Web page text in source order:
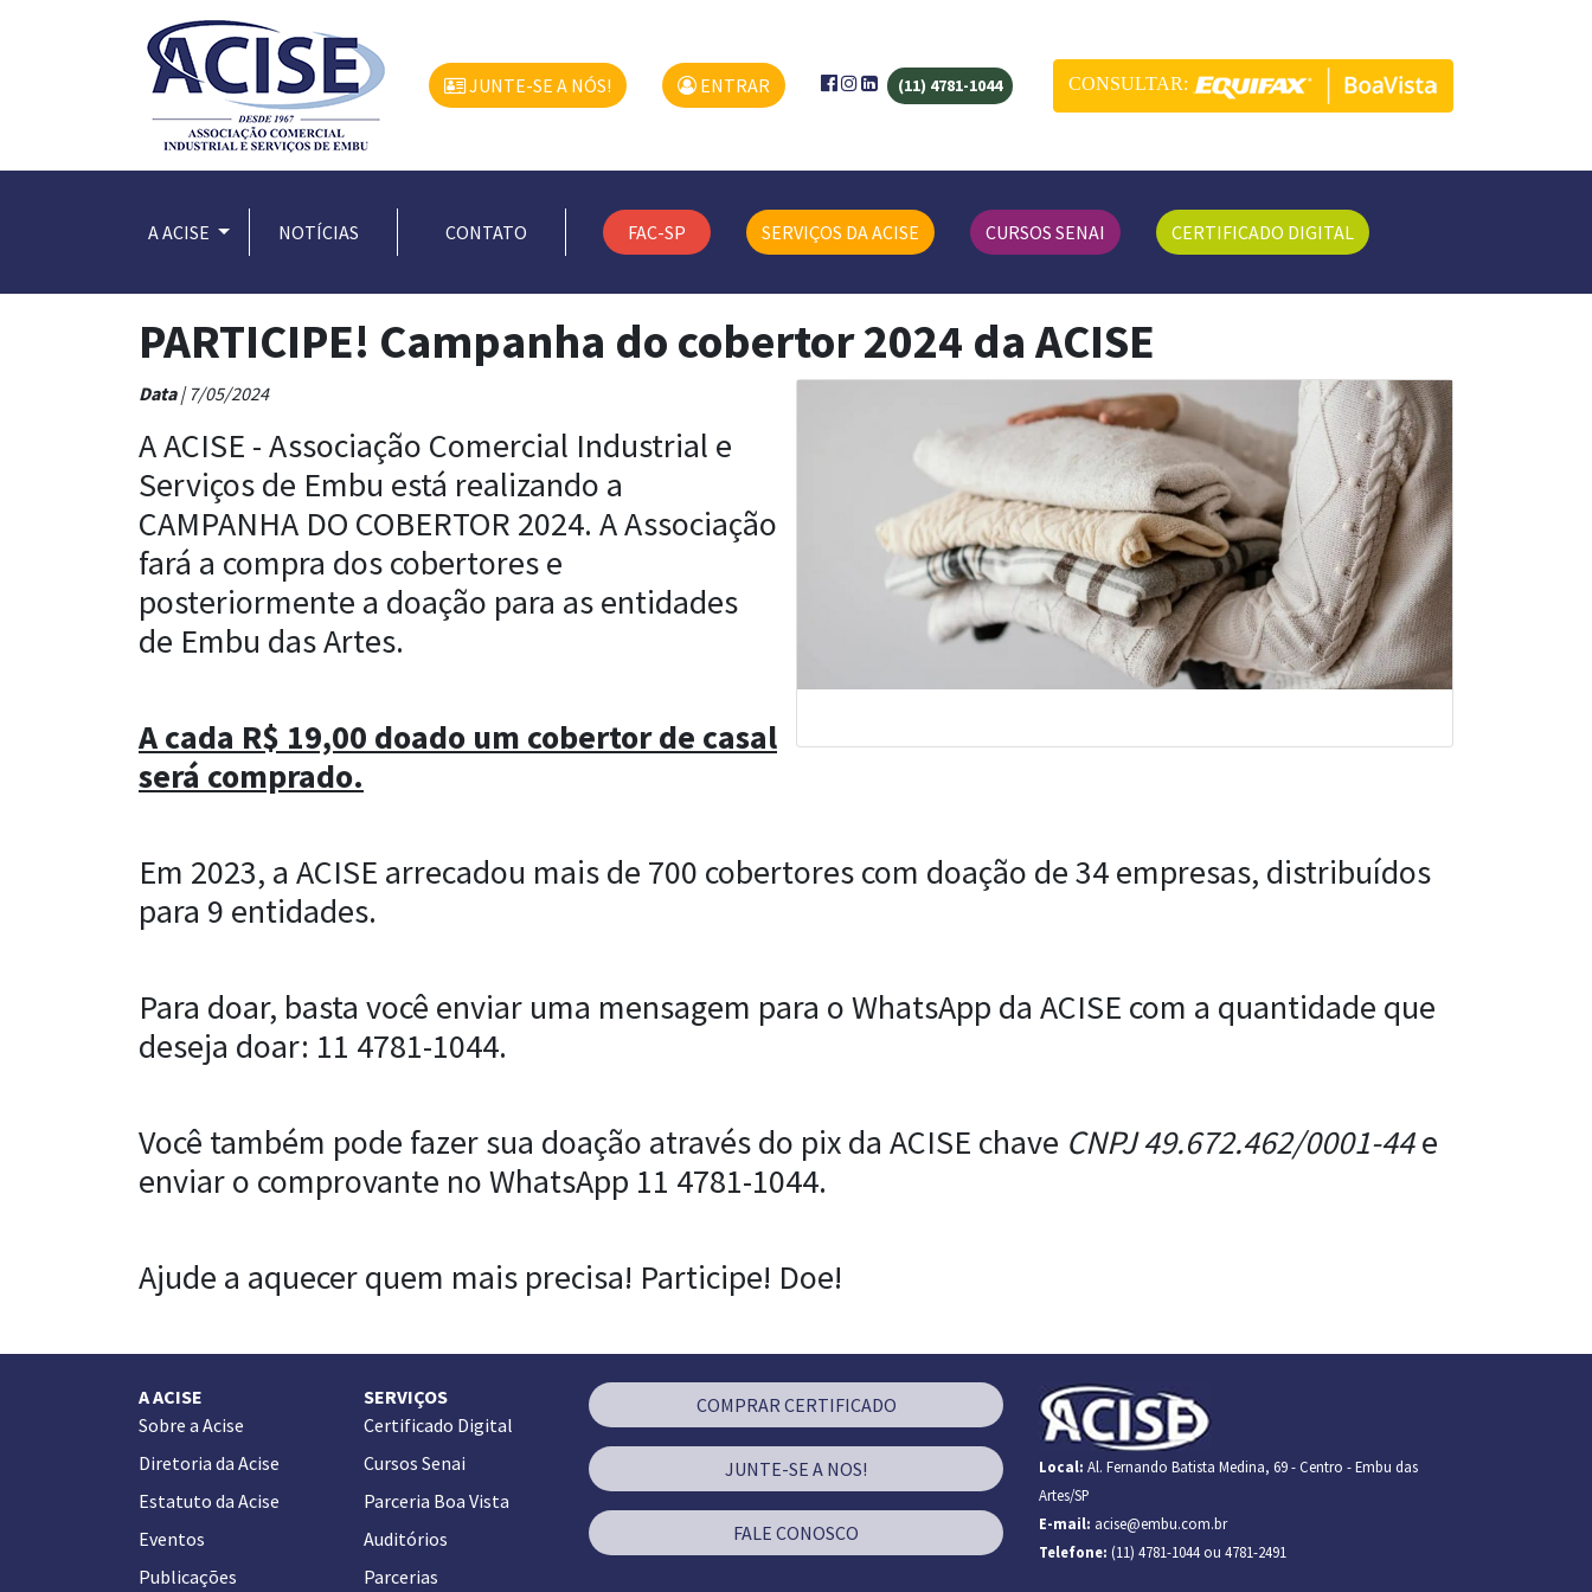
JUNTE-SE A NÓS! ENTRAR (11) 4781-1044 CONSULTAR:
A ACISE NOTÍCIAS CONTATO FAC-SP SERVIÇOS DA ACISE CURSOS SENAI CERTIFICADO DIGITAL
PARTICIPE! Campanha do cobertor 2024 da ACISE
Data| 7/05/2024
A ACISE - Associação Comercial Industrial e
Serviços de Embu está realizando a
CAMPANHA DO COBERTOR 2024. A Associação
fará a compra dos cobertores e
posteriormente a doação para as entidades
de Embu das Artes.
A cada R$ 19,00 doado um cobertor de casal
será comprado.
Em 2023, a ACISE arrecadou mais de 700 cobertores com doação de 34 empresas, distribuídos
para 9 entidades.
Para doar, basta você enviar uma mensagem para o WhatsApp da ACISE com a quantidade que
deseja doar: 11 4781-1044.
Você também pode fazer sua doação através do pix da ACISE chave CNPJ 49.672.462/0001-44e
enviar o comprovante no WhatsApp 11 4781-1044.
Ajude a aquecer quem mais precisa! Participe! Doe!
A ACISE
Sobre a Acise
Diretoria da Acise
Estatuto da Acise
Eventos
Publicações
SERVIÇOS
Certificado Digital
Cursos Senai
Parceria Boa Vista
Auditórios
Parcerias
COMPRAR CERTIFICADO
JUNTE-SE A NOS!
FALE CONOSCO
Local: Al. Fernando Batista Medina, 69 - Centro - Embu das
Artes/SP
E-mail: acise@embu.com.br
Telefone: (11) 4781-1044 ou 4781-2491